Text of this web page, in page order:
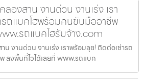
องสาน งานด่วน งานเร่ง เรา
ถแบคโฮพร้อมคนขับมืออาชีพ
รถแบคโฮรับจ้าง.com
น งานด่วน งานเร่ง เราพร้อมลุย! ติดต่อเช่ารถ
ลงพื้นที่ไวได้เลยที่ www.รถแบค